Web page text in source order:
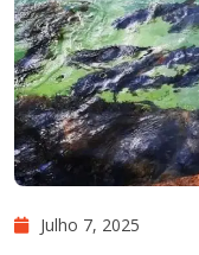
Julho 7, 2025